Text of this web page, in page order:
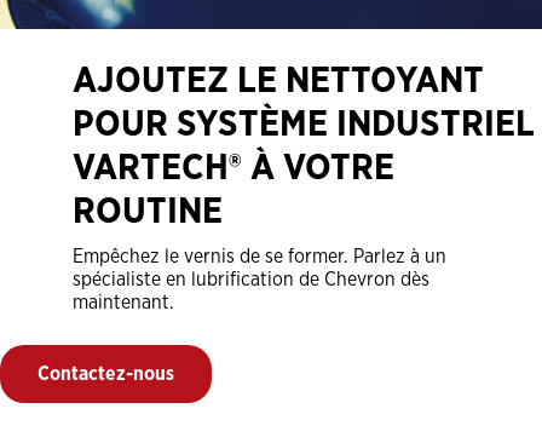
AJOUTEZ LE NETTOYANT
POUR SYSTÈME INDUSTRIEL
VARTECH® À VOTRE
ROUTINE
Empêchez le vernis de se former. Parlez à un
spécialiste en lubrification de Chevron dès
maintenant.
Contactez-nous